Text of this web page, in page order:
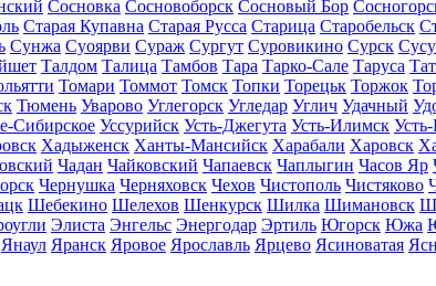
Сосновка Сосновоборск Сосновый Бор
Старая Купавна Старая Русса Старица Старобельск
Сунжа Суоярви Сураж Сургут Суровикино Сурск
Талдом Талица Тамбов Тара Тарко-Сале Таруса
Томари Томмот Томск Топки Торецьк Торжок
Тюмень Уварово Углегорск Угледар Углич Удачный
Сибирское Уссурийск Усть-Джегута Усть-Илимск
Хадыженск Ханты-Мансийск Харабали Харовск
Чадан Чайковский Чапаевск Чаплыгин Часов Яр
Чернушка Черняховск Чехов Чистополь Чистяково
Шебекино Шелехов Шенкурск Шилка Шимановск
Элиста Энгельс Энергодар Эртиль Югорск Южа
Янаул Яранск Яровое Ярославль Ярцево Ясиноватая